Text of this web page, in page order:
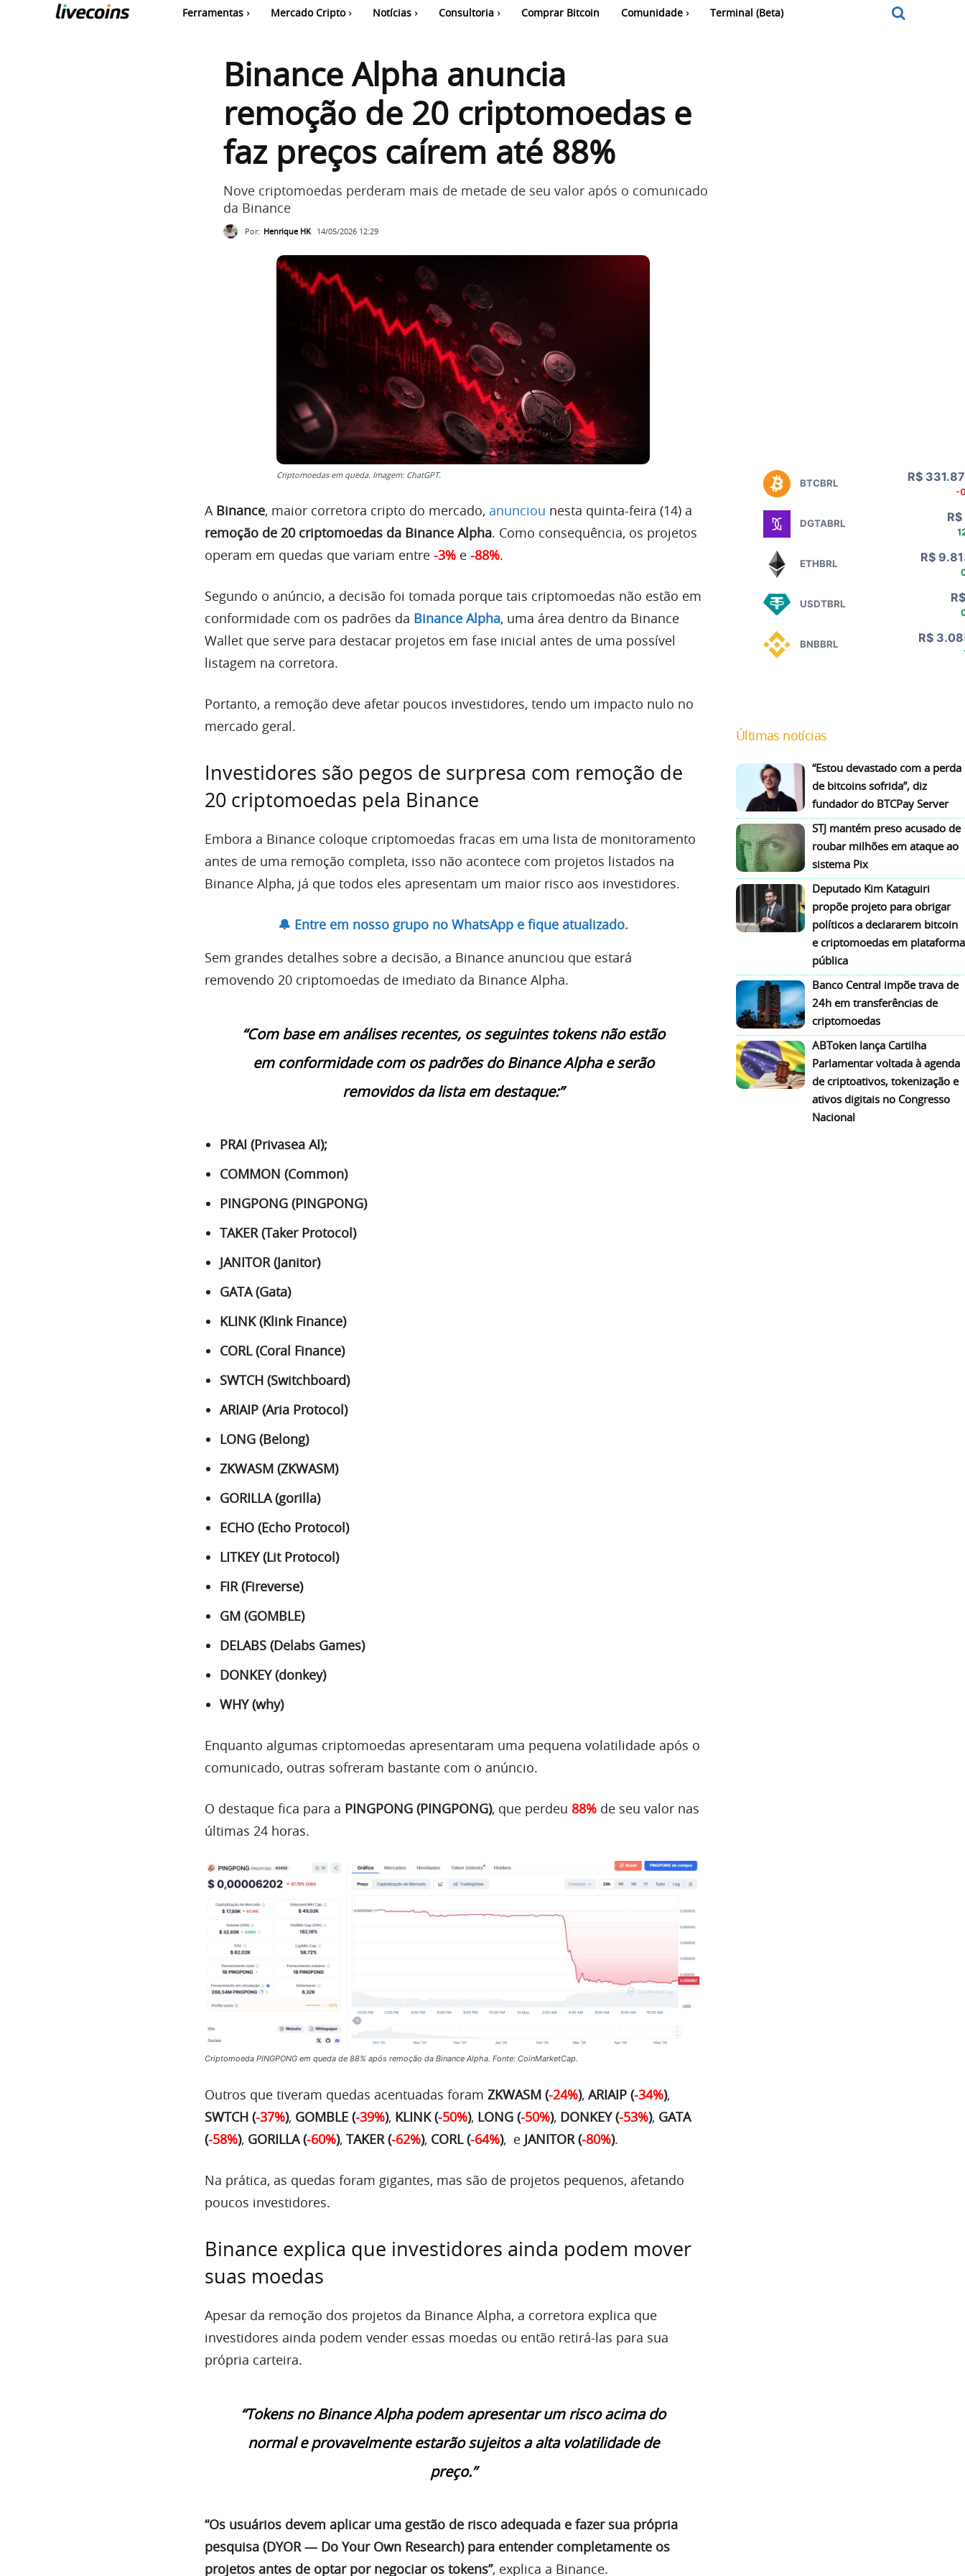
Ferramentas Mercado Cripto Notícias Consultoria Comprar Bitcoin Comunidade Terminal (Beta)
Binance Alpha anuncia
remoção de 20 criptomoedas e
faz preços caírem até 88%
Nove criptomoedas perderam mais de metade de seu valor após o comunicado
da Binance
Por: Henrique HK 14/05/2026 12:29
Criptomoedas em queda. Imagem: ChatGPT.
A Binance, maior corretora cripto do mercado, anunciou nesta quinta-feira (14) a
remoção de 20 criptomoedas da Binance Alpha. Como consequência, os projetos
operam em quedas que variam entre -3% e -88%.
Segundo o anúncio, a decisão foi tomada porque tais criptomoedas não estão em
conformidade com os padrões da Binance Alpha, uma área dentro da Binance
Wallet que serve para destacar projetos em fase inicial antes de uma possível
listagem na corretora.
Portanto, a remoção deve afetar poucos investidores, tendo um impacto nulo no
mercado geral.
Investidores são pegos de surpresa com remoção de
20 criptomoedas pela Binance
Embora a Binance coloque criptomoedas fracas em uma lista de monitoramento
antes de uma remoção completa, isso não acontece com projetos listados na
Binance Alpha, já que todos eles apresentam um maior risco aos investidores.
🔔 Entre em nosso grupo no WhatsApp e fique atualizado.
Sem grandes detalhes sobre a decisão, a Binance anunciou que estará
removendo 20 criptomoedas de imediato da Binance Alpha.
“Com base em análises recentes, os seguintes tokens não estão
em conformidade com os padrões do Binance Alpha e serão
removidos da lista em destaque:”
PRAI (Privasea AI);
COMMON (Common)
PINGPONG (PINGPONG)
TAKER (Taker Protocol)
JANITOR (Janitor)
GATA (Gata)
KLINK (Klink Finance)
CORL (Coral Finance)
SWTCH (Switchboard)
ARIAIP (Aria Protocol)
LONG (Belong)
ZKWASM (ZKWASM)
GORILLA (gorilla)
ECHO (Echo Protocol)
LITKEY (Lit Protocol)
FIR (Fireverse)
GM (GOMBLE)
DELABS (Delabs Games)
DONKEY (donkey)
WHY (why)
Enquanto algumas criptomoedas apresentaram uma pequena volatilidade após o
comunicado, outras sofreram bastante com o anúncio.
O destaque fica para a PINGPONG (PINGPONG), que perdeu 88% de seu valor nas
últimas 24 horas.
Criptomoeda PINGPONG em queda de 88% após remoção da Binance Alpha. Fonte: CoinMarketCap.
Outros que tiveram quedas acentuadas foram ZKWASM (-24%), ARIAIP (-34%),
SWTCH (-37%), GOMBLE (-39%), KLINK (-50%), LONG (-50%), DONKEY (-53%), GATA
(-58%), GORILLA (-60%), TAKER (-62%), CORL (-64%), e JANITOR (-80%).
Na prática, as quedas foram gigantes, mas são de projetos pequenos, afetando
poucos investidores.
Binance explica que investidores ainda podem mover
suas moedas
Apesar da remoção dos projetos da Binance Alpha, a corretora explica que
investidores ainda podem vender essas moedas ou então retirá-las para sua
própria carteira.
“Tokens no Binance Alpha podem apresentar um risco acima do
normal e provavelmente estarão sujeitos a alta volatilidade de
preço.”
“Os usuários devem aplicar uma gestão de risco adequada e fazer sua própria
pesquisa (DYOR — Do Your Own Research) para entender completamente os
projetos antes de optar por negociar os tokens”, explica a Binance.
Últimas notícias
“Estou devastado com a perda
de bitcoins sofrida”, diz
fundador do BTCPay Server
STJ mantém preso acusado de
roubar milhões em ataque ao
sistema Pix
Deputado Kim Kataguiri
propõe projeto para obrigar
políticos a declararem bitcoin
e criptomoedas em plataforma
pública
Banco Central impõe trava de
24h em transferências de
criptomoedas
ABToken lança Cartilha
Parlamentar voltada à agenda
de criptoativos, tokenização e
ativos digitais no Congresso
Nacional